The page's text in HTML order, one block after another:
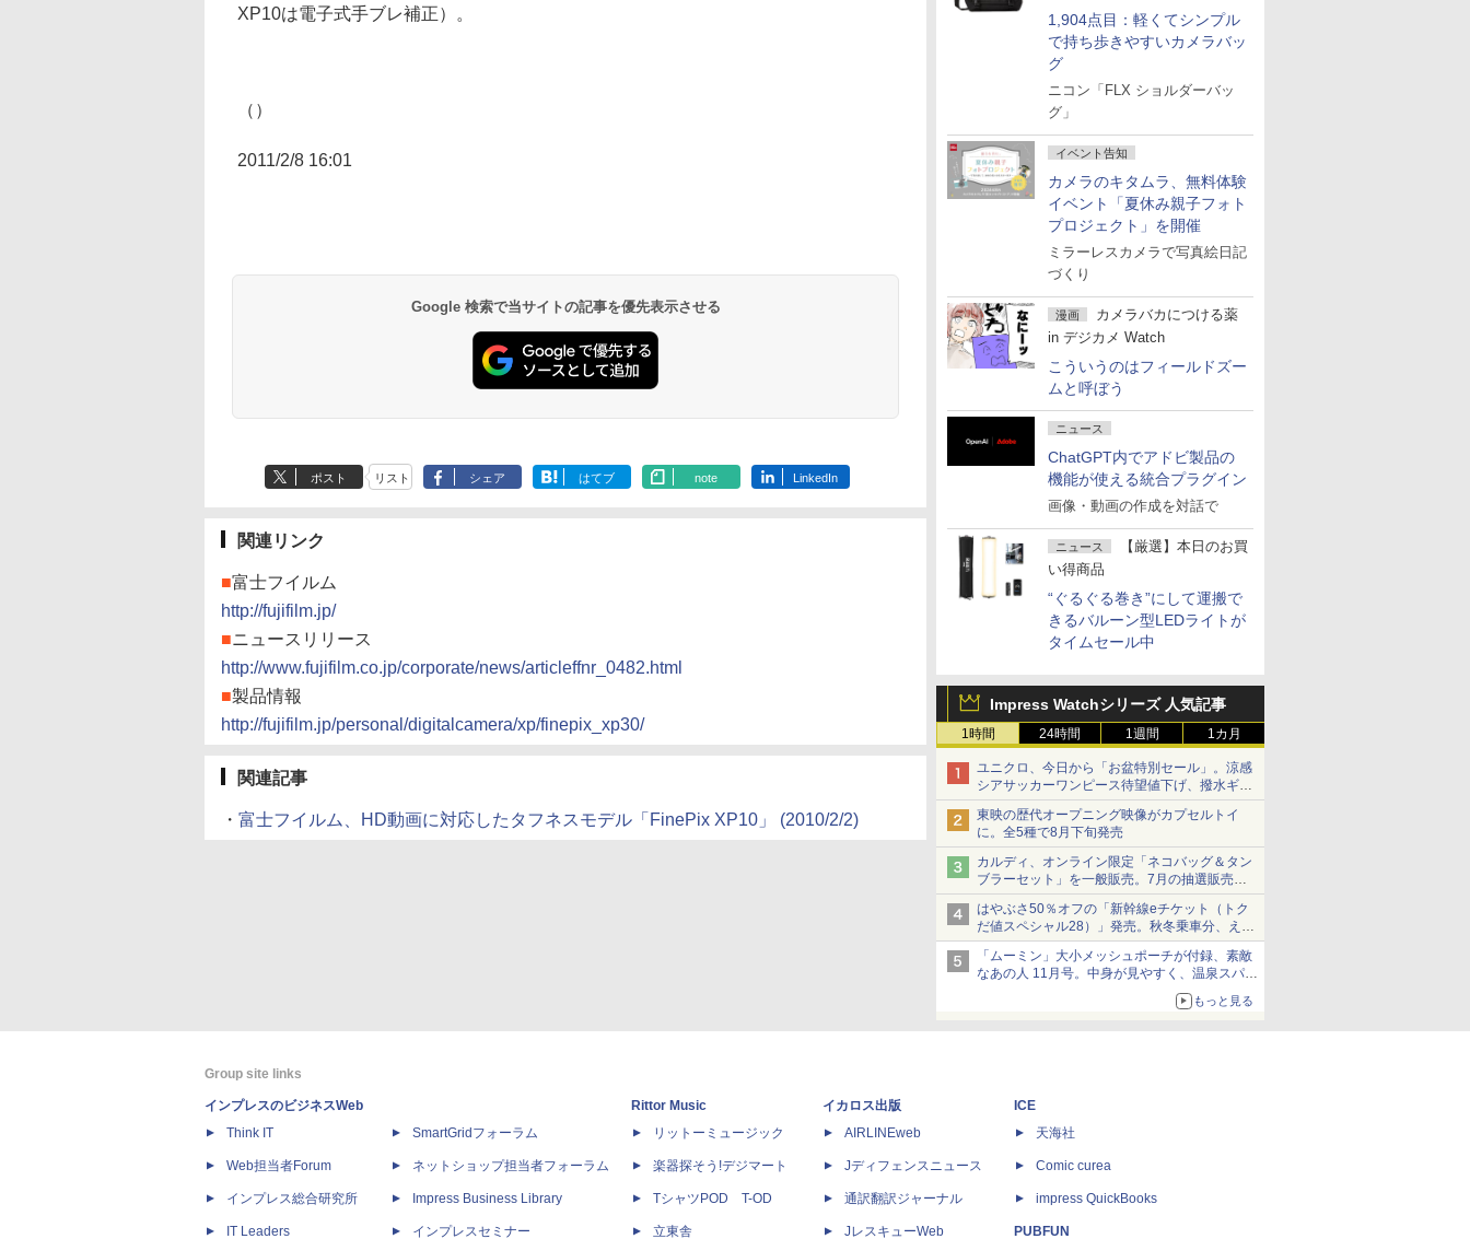
1,904点目：軽くてシンプル
で持ち歩きやすいカメラバッ
グ
ニコン「FLX ショルダーバッ
グ」
イベント告知
カメラのキタムラ、無料体験
イベント「夏休み親子フォト
プロジェクト」を開催
ミラーレスカメラで写真絵日記
づくり
漫画
カメラバカにつける薬
in デジカメ Watch
こういうのはフィールドズー
ムと呼ぼう
ニュース
ChatGPT内でアドビ製品の
機能が使える統合プラグイン
画像・動画の作成を対話で
ニュース
【厳選】本日のお買
い得商品
“ぐるぐる巻き”にして運搬で
きるバルーン型LEDライトが
タイムセール中
Impress Watchシリーズ 人気記事
1時間 24時間 1週間 1カ月
ユニクロ、今日から「お盆特別セール」。涼感
シアサッカーワンピース待望値下げ、撥水ギア
ショーツは1990円に
東映の歴代オープニング映像がカプセルトイ
に。全5種で8月下旬発売
カルディ、オンライン限定「ネコバッグ＆タン
ブラーセット」を一般販売。7月の抽選販売の
当選無効分
はやぶさ50％オフの「新幹線eチケット（トク
だ値スペシャル28）」発売。秋冬乗車分、えき
ねっと限定
「ムーミン」大小メッシュポーチが付録、素敵
なあの人 11月号。中身が見やすく、温泉スパに
もっと見る
XP10は電子式手ブレ補正）。
（）
2011/2/8 16:01
Google 検索で当サイトの記事を優先表示させる
ポスト リスト シェア はてブ note LinkedIn
関連リンク
■富士フイルム
http://fujifilm.jp/
■ニュースリリース
http://www.fujifilm.co.jp/corporate/news/articleffnr_0482.html
■製品情報
http://fujifilm.jp/personal/digitalcamera/xp/finepix_xp30/
関連記事
・ 富士フイルム、HD動画に対応したタフネスモデル「FinePix XP10」 (2010/2/2)
Group site links
インプレスのビジネスWeb
Think IT
Web担当者Forum
インプレス総合研究所
IT Leaders
SmartGridフォーラム
ネットショップ担当者フォーラム
Impress Business Library
インプレスセミナー
Rittor Music
リットーミュージック
楽器探そう!デジマート
TシャツPOD T-OD
立東舎
イカロス出版
AIRLINEweb
Jディフェンスニュース
通訳翻訳ジャーナル
JレスキューWeb
ICE
天海社
Comic curea
impress QuickBooks
PUBFUN